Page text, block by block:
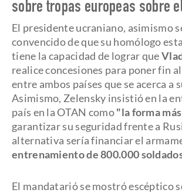
sobre tropas europeas sobre
El presidente ucraniano, asimismo
convencido de que su homólogo
tiene la capacidad de lograr que
realice concesiones para poner fin
entre ambos países que se acerca a
Asimismo, Zelensky insistió en la
país en la OTAN como"la forma
garantizar su seguridad frente a
alternativa sería financiar el
entrenamiento de 800.000
El mandatarió se mostró escéptico